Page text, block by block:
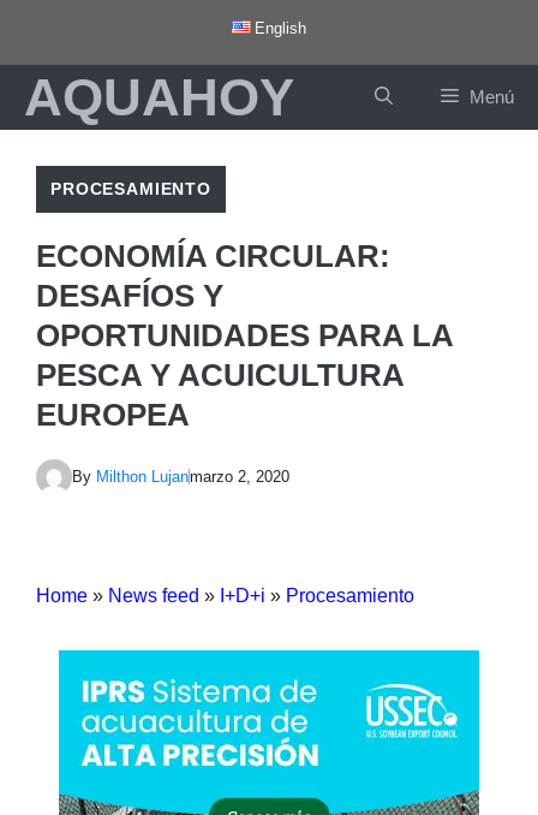
contenido
English
AQUAHOY Menú
PROCESAMIENTO
ECONOMÍA CIRCULAR:
DESAFÍOS Y
OPORTUNIDADES PARA LA
PESCA Y ACUICULTURA
EUROPEA
By Milthon Lujanmarzo 2, 2020
Home » News feed » I+D+i » Procesamiento